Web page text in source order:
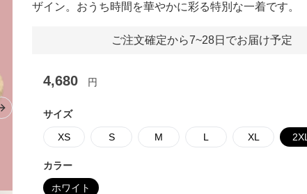
Next slide
ザイン。おうち時間を華やかに彩る特別な一着です。
ご注文確定から7~28日でお届け予定
4,680 円
サイズ
XS S M L XL 2XL
カラー
ホワイト